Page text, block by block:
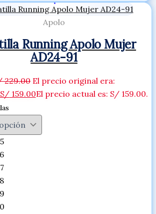
Apolo
Running Apolo Mujer
AD24-91
229.00 El precio original era:
S/159.00El precio actual es: S/ 159.00.